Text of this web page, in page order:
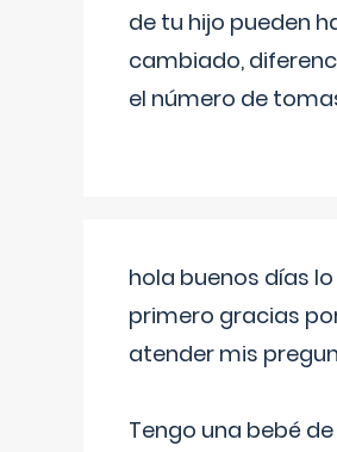
de tu hijo pueden
cambiado,
el número de
hola buenos días lo
primero gracias
atender mis
Tengo una bebé